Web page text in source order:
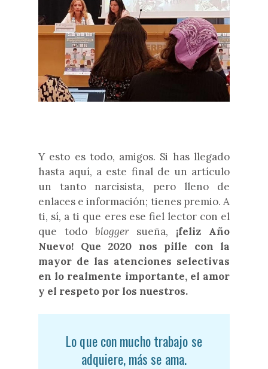
Y esto es todo, amigos. Si has llegado
hasta aquí, a este final de un artículo
un tanto narcisista, pero lleno de
enlaces e información; tienes premio. A
ti, sí, a ti que eres ese fiel lector con el
que todo bloggersueña, ¡feliz Año
Nuevo! Que 2020 nos pille con la
mayor de las atenciones selectivas
en lo realmente importante, el amor
y el respeto por los nuestros.
Lo que con mucho trabajo se
adquiere, más se ama.